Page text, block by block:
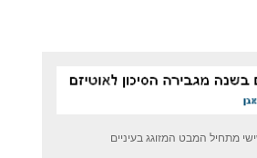
מתחיל המבט המזוגג בעיניים